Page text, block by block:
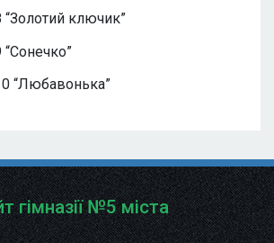
ключик”
“Любавонька”
гімназії №5 міста